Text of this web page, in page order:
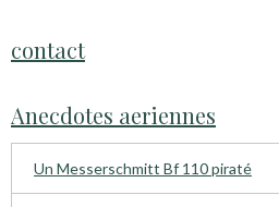
contact
Anecdotes aeriennes
Un Messerschmitt Bf 110 piraté